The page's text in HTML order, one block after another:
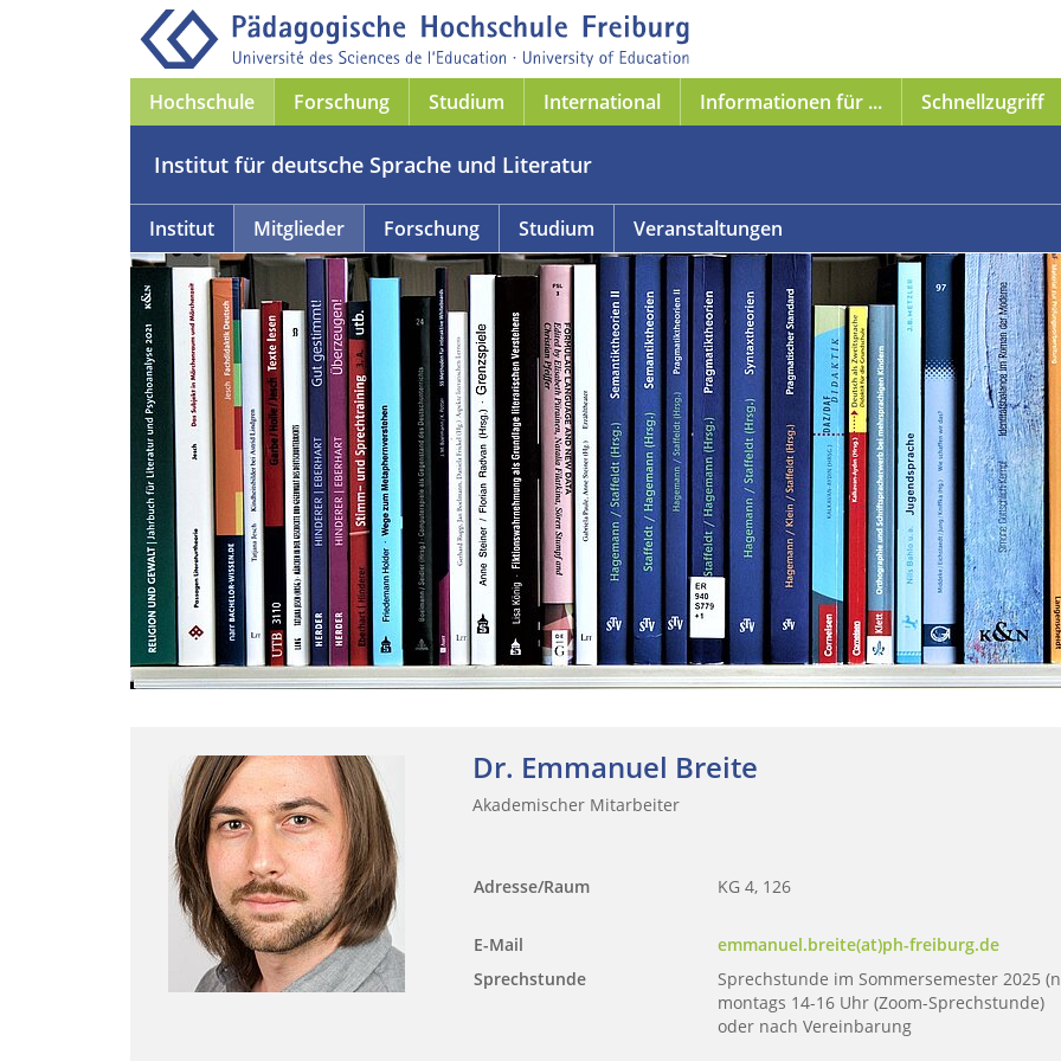
Hochschule Forschung Studium International Informationen für ... Schnellzugriff
Institut für deutsche Sprache und Literatur
Institut Mitglieder Forschung Studium Veranstaltungen
Dr. Emmanuel Breite
Akademischer Mitarbeiter
Adresse/Raum KG 4, 126
E-Mail
emmanuel.breite(at)ph-freiburg.de
Sprechstunde
Sprechstunde im Sommersemester 2025
montags 14-16 Uhr (Zoom-Sprechstunde)
oder nach Vereinbarung